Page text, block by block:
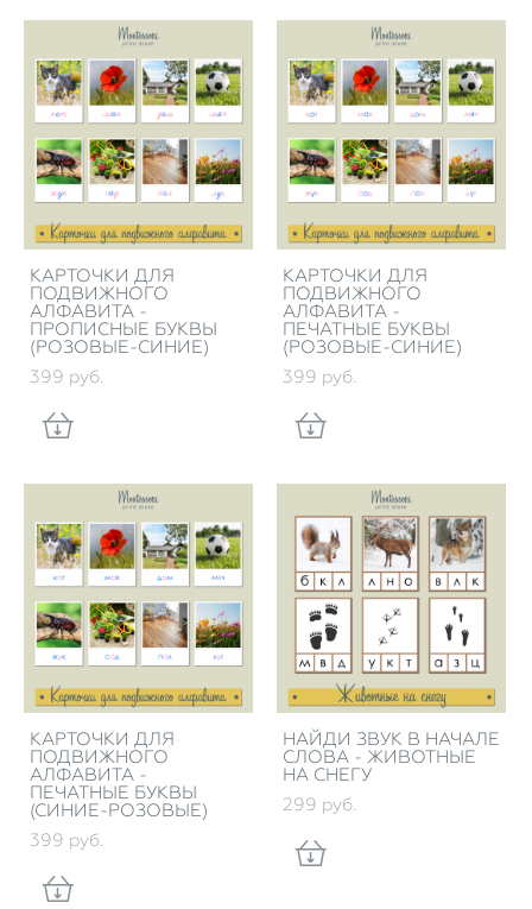
КАРТОЧКИ ДЛЯ
ПОДВИЖНОГО
АЛФАВИТА -
ПРОПИСНЫЕ БУКВЫ
(РОЗОВЫЕ-СИНИЕ)
399 pуб.
КАРТОЧКИ ДЛЯ
ПОДВИЖНОГО
АЛФАВИТА -
ПЕЧАТНЫЕ БУКВЫ
(РОЗОВЫЕ-СИНИЕ)
399 pуб.
КАРТОЧКИ ДЛЯ
ПОДВИЖНОГО
АЛФАВИТА -
ПЕЧАТНЫЕ БУКВЫ
(СИНИЕ-РОЗОВЫЕ)
399 pуб.
НАЙДИ ЗВУК В НАЧАЛЕ
СЛОВА - ЖИВОТНЫЕ
НА СНЕГУ
299 pуб.